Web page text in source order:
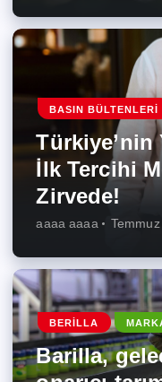
BASIN BÜLTENLERI
Türkiye’nin
İlk Tercihi
Zirvede!
aaaa aaaa
BERILLA
Barilla,